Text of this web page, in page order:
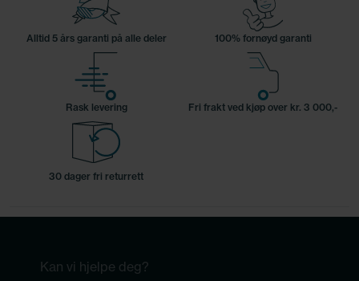
Alltid 5 års garanti på alle deler 100% fornøyd garanti
Rask levering Fri frakt ved kjøp over kr. 3 000,-
30 dager fri returrett
Kan vi hjelpe deg?